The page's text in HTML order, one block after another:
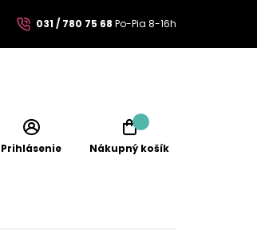
031 / 780 75 68 Po-Pia 8-16h
Prihlásenie Nákupný košík